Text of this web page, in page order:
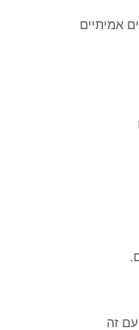
אמיתיים
זה